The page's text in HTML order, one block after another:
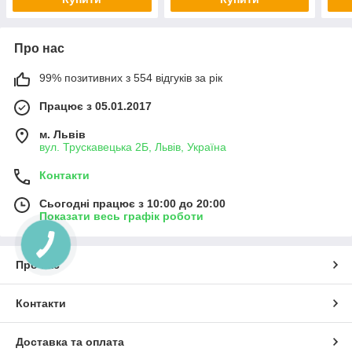
Про нас
99% позитивних з 554 відгуків за рік
Працює з 05.01.2017
м. Львів
вул. Трускавецька 2Б, Львів, Україна
Контакти
Сьогодні працює з 10:00 до 20:00
Показати весь графік роботи
Про нас
Контакти
Доставка та оплата